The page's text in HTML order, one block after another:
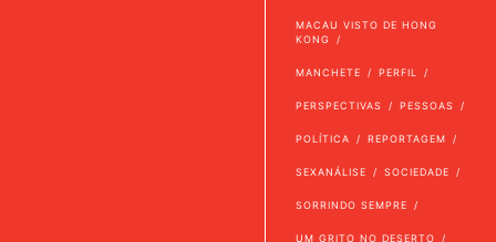
MACAU VISTO DE HONG
KONG
MANCHETE PERFIL
PERSPECTIVAS PESSOAS
POLÍTICA REPORTAGEM
SEXANÁLISE SOCIEDADE
SORRINDO SEMPRE
UM GRITO NO DESERTO